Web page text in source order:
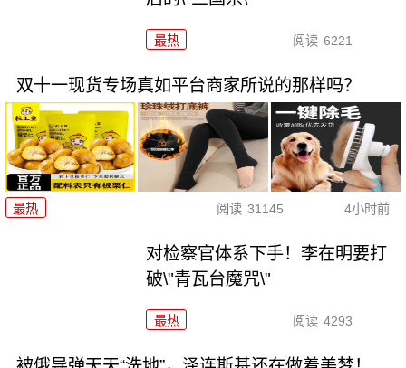
最热 阅读 6221
双十一现货专场真如平台商家所说的那样吗？
最热 阅读 31145 4小时前
对检察官体系下手！李在明要打
破\"青瓦台魔咒\"
最热 阅读 4293